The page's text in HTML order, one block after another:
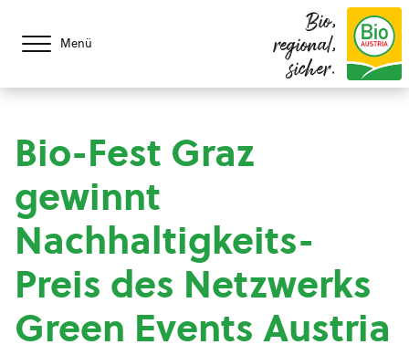
Menü
Bio,
regional,
sicher.
Bio-Fest Graz
gewinnt
Nachhaltigkeits-
Preis des Netzwerks
Green Events Austria